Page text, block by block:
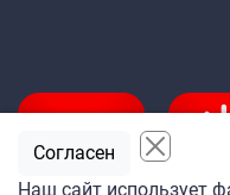
Наш сайт использует
Согласен